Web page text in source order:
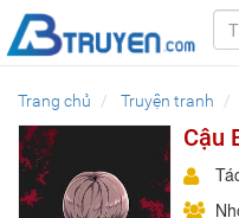
Trang chủ Truyện tranh
Cậu